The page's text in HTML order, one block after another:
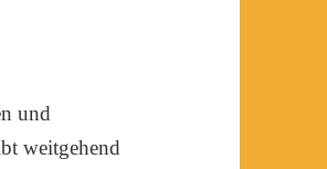
und
weitgehend